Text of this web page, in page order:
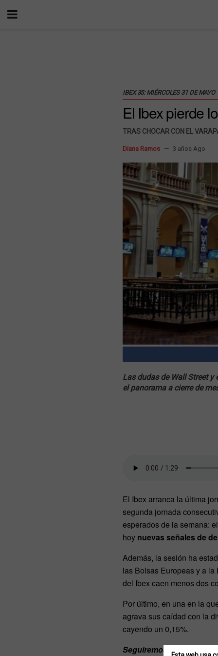
IBEX 35: MIÉRCOLES 31 DE MAYO
El Ibex pierde
TRAS CHOCAR CON EL
Diana Ramos 3 años Ago
Las dudas de Wall Street
el panorama a cierre de
El Ibex arranca la última
segunda jornada
esperados de la semana:
hoy nuevas señales de
Además, la sesión ha
las Bolsas Europeas y a
del Ibex caen menos dos
Por último, en una en la
agrava sus caídad con la
cayendo un 0,15%.
Seguiremos informando…